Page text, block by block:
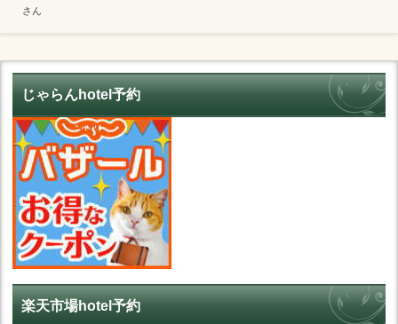
さん
じゃらんhotel予約
楽天市場hotel予約